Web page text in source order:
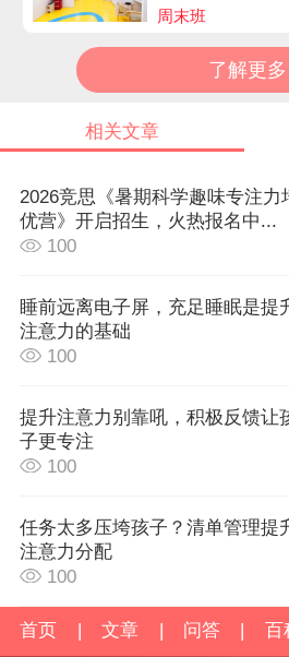
周末班
了解更多
相关文章
2026竞思《暑期科学趣味专注力
优营》开启招生，火热报名中...
100
睡前远离电子屏，充足睡眠是提
注意力的基础
100
提升注意力别靠吼，积极反馈让
子更专注
100
任务太多压垮孩子？清单管理提
注意力分配
100
首页 文章 问答 百